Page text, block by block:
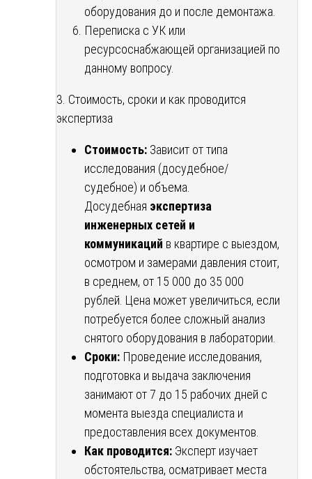
оборудования до и после демонтажа.
Переписка с УК или
ресурсоснабжающей организацией по
данному вопросу.
3. Стоимость, сроки и как проводится
экспертиза
Стоимость: Зависит от типа
исследования (досудебное/
судебное) и объема.
Досудебная экспертиза
инженерных сетей и
коммуникаций в квартире с выездом,
осмотром и замерами давления стоит,
в среднем, от 15 000 до 35 000
рублей. Цена может увеличиться, если
потребуется более сложный анализ
снятого оборудования в лаборатории.
Сроки: Проведение исследования,
подготовка и выдача заключения
занимают от 7 до 15 рабочих дней с
момента выезда специалиста и
предоставления всех документов.
Как проводится: Эксперт изучает
обстоятельства, осматривает места